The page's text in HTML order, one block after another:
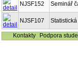
NJSF152 Seminář
NJSF107
Kontakty
Podpora